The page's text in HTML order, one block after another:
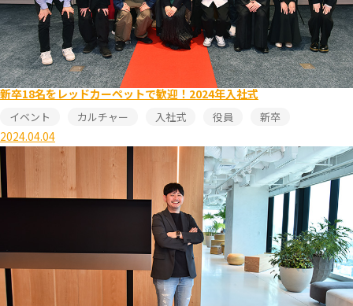
新卒18名をレッドカーペットで歓迎！2024年入社式
イベント カルチャー 入社式 役員 新卒
2024.04.04